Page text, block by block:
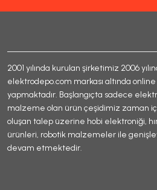
2001 yılında kurulan şirketimiz 2006
elektrodepo.com markası altında online
yapmaktadır. Başlangıçta sadece
malzeme olan ürün çeşidimiz zaman
oluşan talep üzerine hobi elektroniği,
ürünleri, robotik malzemeler ile
devam etmektedir.